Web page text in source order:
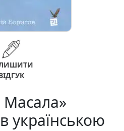
українською